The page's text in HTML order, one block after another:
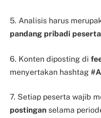
5. Analisis harus
pandang pribadi peserta
6. Konten diposting di
menyertakan hashtag
7. Setiap peserta wajib
postingan selama